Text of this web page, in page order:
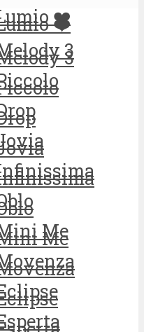
❤️
3
Me
❤️
3
Me